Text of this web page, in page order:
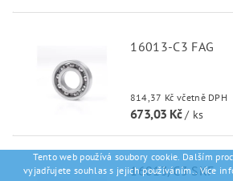
16013-C3 FAG
814,37 Kč včetně DPH
673,03 Kč/ ks
16013/C3 SKF
Tento web používá soubory cookie. Dalším
vyjadřujete souhlas s jejich používáním.. Více